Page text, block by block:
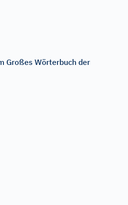
Großes Wörterbuch der